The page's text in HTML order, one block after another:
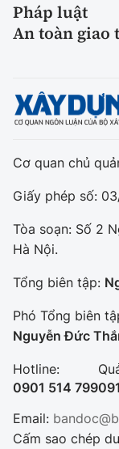
Pháp luật
An toàn giao
Cơ quan chủ
Giấy phép số:
Tòa soạn: Số 2
Hà Nội.
Tổng biên tập:
Phó Tổng biên
Nguyễn Đức
Hotline:
0901 514 799
Email:
Cấm sao chép